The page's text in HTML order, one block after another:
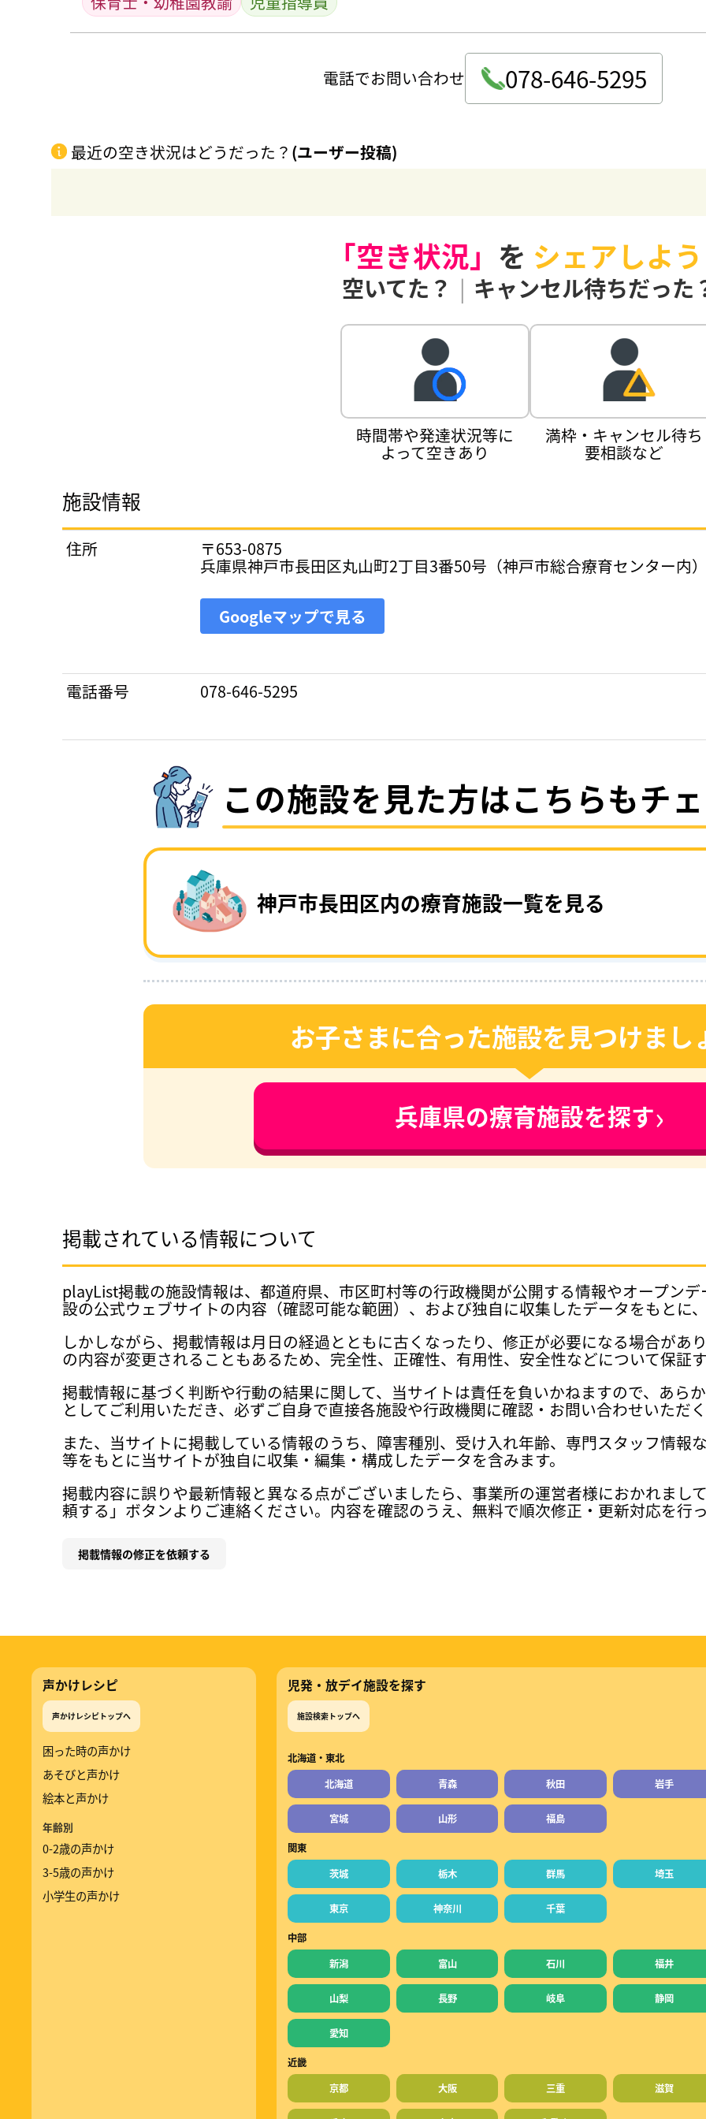
電話でお問い合わせ 078-646-5295
最近の空き状況はどうだった？ (ユーザー投稿)
「空き状況」 を シェアしよ
空いてた？ | キャンセル待ちだった
時間帯や発達状況等に
よって空きあり
満枠・キャンセル待ち
要相談など
施設情報
住所 〒653-0875
兵庫県神戸市長田区丸山町2丁目3番50号（神戸市総合療育センター内
Googleマップで見る
電話番号 078-646-5295
この施設を見た方はこちらもチ
神戸市長田区内の療育施設一覧を見る
お子さまに合った施設を見つけまし
兵庫県の療育施設を探す›
掲載されている情報について
playList掲載の施設情報は、都道府県、市区町村等の行政機関が公開する情報やオープン
設の公式ウェブサイトの内容（確認可能な範囲）、および独自に収集したデータをもとに
しかしながら、掲載情報は月日の経過とともに古くなったり、修正が必要になる場合があ
の内容が変更されることもあるため、完全性、正確性、有用性、安全性などについて保証
掲載情報に基づく判断や行動の結果に関して、当サイトは責任を負いかねますので、あら
としてご利用いただき、必ずご自身で直接各施設や行政機関に確認・お問い合わせいただ
また、当サイトに掲載している情報のうち、障害種別、受け入れ年齢、専門スタッフ情報
等をもとに当サイトが独自に収集・編集・構成したデータを含みます。
掲載内容に誤りや最新情報と異なる点がございましたら、事業所の運営者様におかれまし
頼する」ボタンよりご連絡ください。内容を確認のうえ、無料で順次修正・更新対応を行
掲載情報の修正を依頼する
声かけレシピ
声かけレシピトップへ
困った時の声かけ
あそびと声かけ
絵本と声かけ
年齢別
0-2歳の声かけ
3-5歳の声かけ
小学生の声かけ
児発・放デイ施設を探す
施設検索トップへ
北海道・東北
北海道
青森 秋田 岩手
宮城 山形 福島
関東
茨城
栃木 群馬 埼玉
東京 神奈川 千葉
中部
新潟
富山 石川 福井
山梨 長野 岐阜 静岡
愛知
近畿
京都
大阪 三重 滋賀